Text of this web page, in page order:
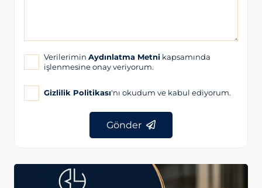
Verilerimin Aydınlatma Metni kapsamında
işlenmesine onay veriyorum.
Gizlilik Politikası'nı okudum ve kabul ediyorum.
Gönder